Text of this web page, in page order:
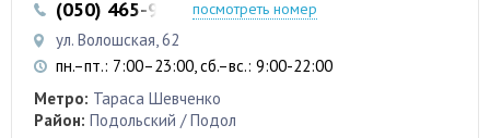
(050) 465-95-66 (044) 593-95-88
посмотреть номер
ул. Волошская, 62
пн.–пт.: 7:00–23:00, сб.–вс.: 9:00-22:00
Метро: Тараса Шевченко
Район: Подольский / Подол